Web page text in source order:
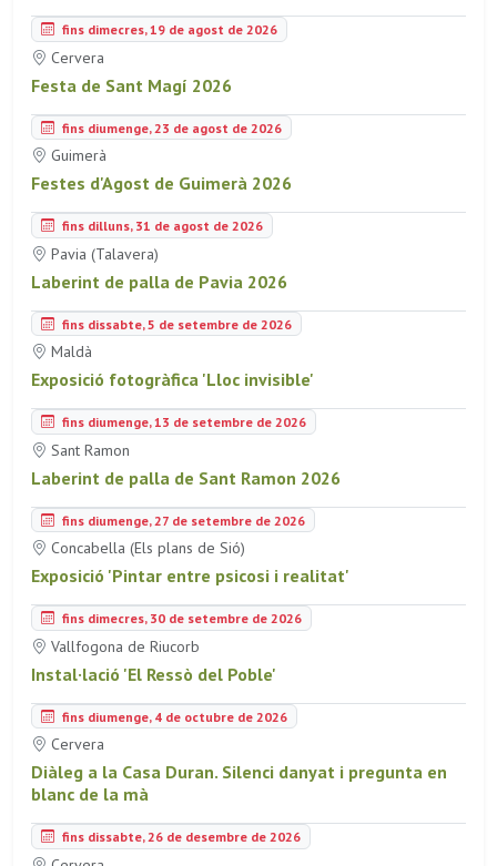
fins dimecres, 19 de agost de 2026
Cervera
Festa de Sant Magí 2026
fins diumenge, 23 de agost de 2026
Guimerà
Festes d'Agost de Guimerà 2026
fins dilluns, 31 de agost de 2026
Pavia (Talavera)
Laberint de palla de Pavia 2026
fins dissabte, 5 de setembre de 2026
Maldà
Exposició fotogràfica 'Lloc invisible'
fins diumenge, 13 de setembre de 2026
Sant Ramon
Laberint de palla de Sant Ramon 2026
fins diumenge, 27 de setembre de 2026
Concabella (Els plans de Sió)
Exposició 'Pintar entre psicosi i realitat'
fins dimecres, 30 de setembre de 2026
Vallfogona de Riucorb
Instal·lació 'El Ressò del Poble'
fins diumenge, 4 de octubre de 2026
Cervera
Diàleg a la Casa Duran. Silenci danyat i pregunta en
blanc de la mà
fins dissabte, 26 de desembre de 2026